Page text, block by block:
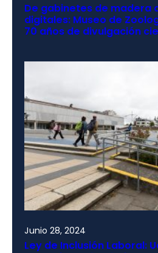
De gabinetes de madera
digitales: Museo de
70 años de divulgación
Junio 28, 2024
Ley de Inclusión Laboral: